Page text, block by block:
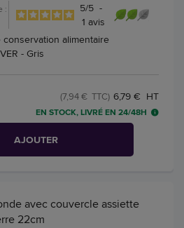
:
5/5 -
1 avis
conservation alimentaire
- Gris
6,79 € HT
(7,94 € TTC)
EN STOCK, LIVRÉ EN 24/48H
AJOUTER
avec couvercle assiette
22cm